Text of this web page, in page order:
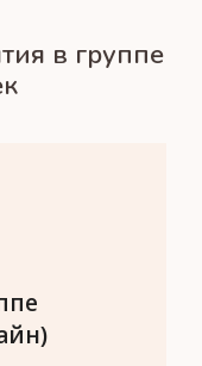
в группе